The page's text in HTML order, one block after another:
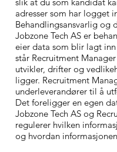
adresser som har logget
Behandlingsansvarlig og
Jobzone Tech AS er
eier data som blir lagt
står Recruitment
utvikler, drifter og
ligger. Recruitment
underleverandører til å
Det foreligger en egen
Jobzone Tech AS og
regulerer hvilken
og hvordan